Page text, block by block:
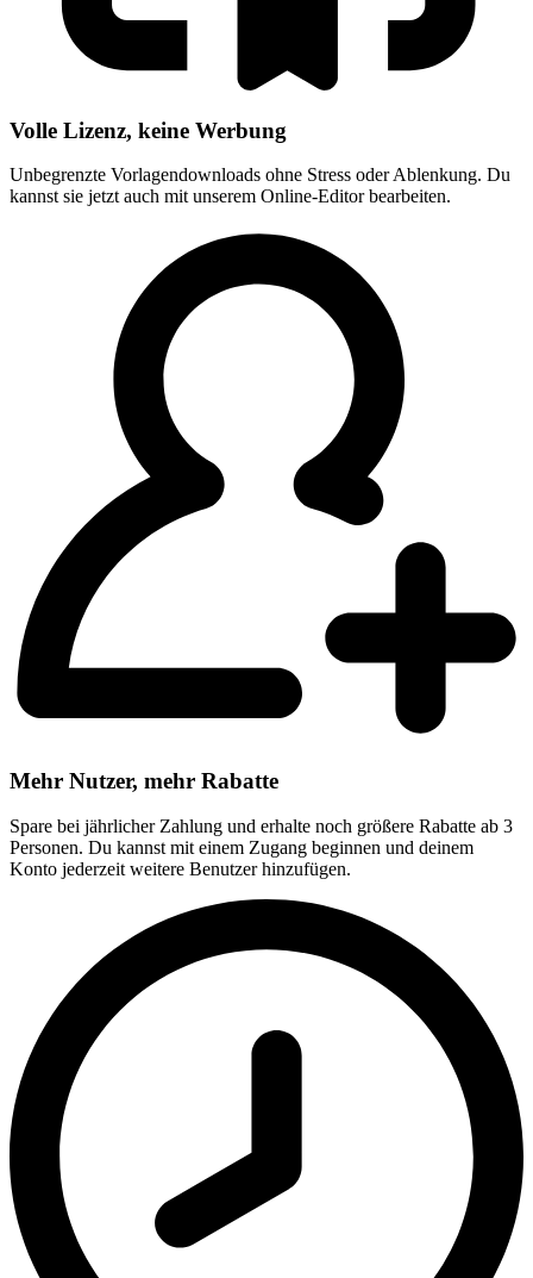
Volle Lizenz, keine Werbung
Unbegrenzte Vorlagendownloads ohne Stress oder Ablenkung. Du
kannst sie jetzt auch mit unserem Online-Editor bearbeiten.
Mehr Nutzer, mehr Rabatte
Spare bei jährlicher Zahlung und erhalte noch größere Rabatte ab 3
Personen. Du kannst mit einem Zugang beginnen und deinem
Konto jederzeit weitere Benutzer hinzufügen.